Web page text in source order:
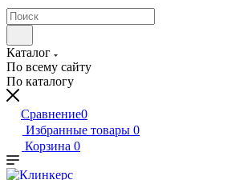
Каталог
По всему сайту
По каталогу
Сравнение0
Избранные товары 0
Корзина 0